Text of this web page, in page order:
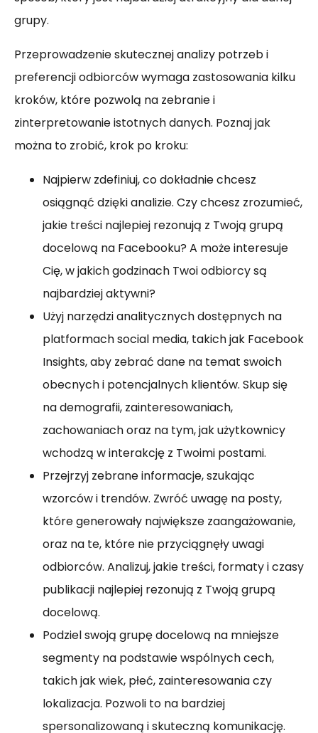
grupy.
Przeprowadzenie skutecznej analizy potrzeb i
preferencji odbiorców wymaga zastosowania kilku
kroków, które pozwolą na zebranie i
zinterpretowanie istotnych danych. Poznaj jak
można to zrobić, krok po kroku:
Najpierw zdefiniuj, co dokładnie chcesz
osiągnąć dzięki analizie. Czy chcesz zrozumieć,
jakie treści najlepiej rezonują z Twoją grupą
docelową na Facebooku? A może interesuje
Cię, w jakich godzinach Twoi odbiorcy są
najbardziej aktywni?
Użyj narzędzi analitycznych dostępnych na
platformach social media, takich jak Facebook
Insights, aby zebrać dane na temat swoich
obecnych i potencjalnych klientów. Skup się
na demografii, zainteresowaniach,
zachowaniach oraz na tym, jak użytkownicy
wchodzą w interakcję z Twoimi postami.
Przejrzyj zebrane informacje, szukając
wzorców i trendów. Zwróć uwagę na posty,
które generowały największe zaangażowanie,
oraz na te, które nie przyciągnęły uwagi
odbiorców. Analizuj, jakie treści, formaty i czasy
publikacji najlepiej rezonują z Twoją grupą
docelową.
Podziel swoją grupę docelową na mniejsze
segmenty na podstawie wspólnych cech,
takich jak wiek, płeć, zainteresowania czy
lokalizacja. Pozwoli to na bardziej
spersonalizowaną i skuteczną komunikację.